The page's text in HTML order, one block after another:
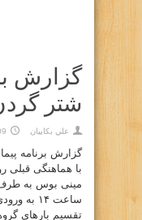
گزارش
شتر
علي بكاييان
گزارش برنامه
مینی بوس به طرف
ساعت ۱۴
تقسیم بارهای